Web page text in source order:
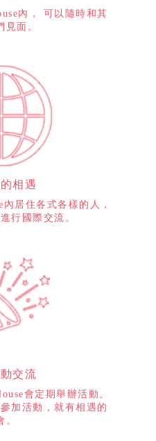
內， 可以隨時和其
見面。
相遇
居住各式各樣的人，
行國際交流。
交流
會定期舉辦活動。
加活動，就有相遇的
。